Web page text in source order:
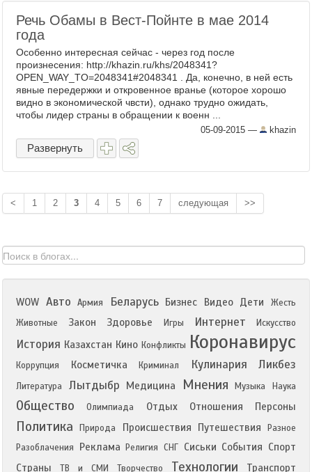
Речь Обамы в Вест-Пойнте в мае 2014
года
Особенно интересная сейчас - через год после
произнесения: http://khazin.ru/khs/2048341?
OPEN_WAY_TO=2048341#2048341 . Да, конечно, в ней есть
явные передержки и откровенное вранье (которое хорошо
видно в экономической чвсти), однако трудно ожидать,
чтобы лидер страны в обращении к военн ...
05-09-2015 — khazin
Развернуть
< 1 2 3 4 5 6 7 следующая >>
WOW Авто Армия Беларусь Бизнес Видео Дети
Жесть
Животные
Закон Здоровье Игры Интернет Искусство
История Казахстан Кино Конфликты Коронавирус
Коррупция Косметичка Криминал Кулинария Ликбез
Литература Лытдыбр Медицина Мнения Музыка Наука
Общество Олимпиада Отдых Отношения Персоны
Политика Природа Происшествия Путешествия
Разное
Разоблачения
Реклама Религия СНГ Сиськи События Спорт
Страны
ТВ и СМИ Творчество Технологии Транспорт